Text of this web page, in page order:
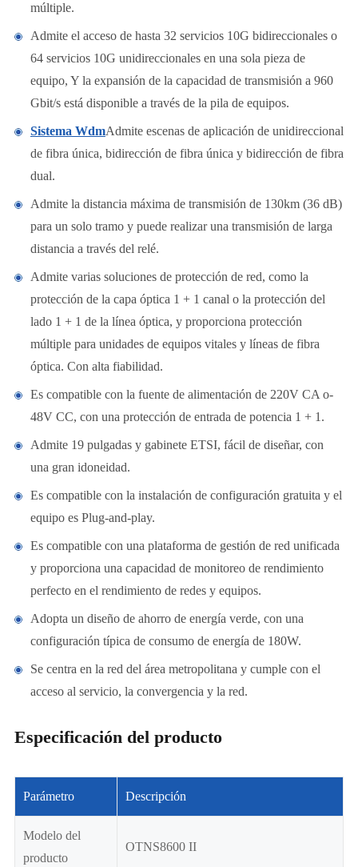
múltiple.
Admite el acceso de hasta 32 servicios 10G bidireccionales o
64 servicios 10G unidireccionales en una sola pieza de
equipo, Y la expansión de la capacidad de transmisión a 960
Gbit/s está disponible a través de la pila de equipos.
Sistema WdmAdmite escenas de aplicación de unidireccional
de fibra única, bidirección de fibra única y bidirección de fibra
dual.
Admite la distancia máxima de transmisión de 130km (36 dB)
para un solo tramo y puede realizar una transmisión de larga
distancia a través del relé.
Admite varias soluciones de protección de red, como la
protección de la capa óptica 1 + 1 canal o la protección del
lado 1 + 1 de la línea óptica, y proporciona protección
múltiple para unidades de equipos vitales y líneas de fibra
óptica. Con alta fiabilidad.
Es compatible con la fuente de alimentación de 220V CA o-
48V CC, con una protección de entrada de potencia 1 + 1.
Admite 19 pulgadas y gabinete ETSI, fácil de diseñar, con
una gran idoneidad.
Es compatible con la instalación de configuración gratuita y el
equipo es Plug-and-play.
Es compatible con una plataforma de gestión de red unificada
y proporciona una capacidad de monitoreo de rendimiento
perfecto en el rendimiento de redes y equipos.
Adopta un diseño de ahorro de energía verde, con una
configuración típica de consumo de energía de 180W.
Se centra en la red del área metropolitana y cumple con el
acceso al servicio, la convergencia y la red.
Especificación del producto
Parámetro Descripción
Modelo del
producto
OTNS8600 II